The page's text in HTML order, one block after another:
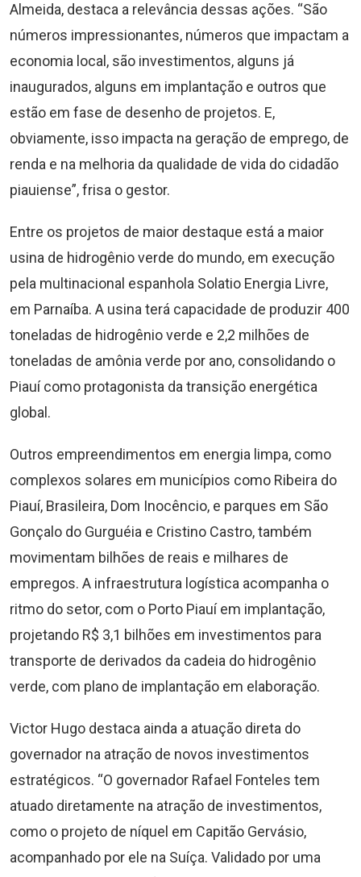
Almeida, destaca a relevância dessas ações. “São
números impressionantes, números que impactam a
economia local, são investimentos, alguns já
inaugurados, alguns em implantação e outros que
estão em fase de desenho de projetos. E,
obviamente, isso impacta na geração de emprego, de
renda e na melhoria da qualidade de vida do cidadão
piauiense”, frisa o gestor.
Entre os projetos de maior destaque está a maior
usina de hidrogênio verde do mundo, em execução
pela multinacional espanhola Solatio Energia Livre,
em Parnaíba. A usina terá capacidade de produzir 400
toneladas de hidrogênio verde e 2,2 milhões de
toneladas de amônia verde por ano, consolidando o
Piauí como protagonista da transição energética
global.
Outros empreendimentos em energia limpa, como
complexos solares em municípios como Ribeira do
Piauí, Brasileira, Dom Inocêncio, e parques em São
Gonçalo do Gurguéia e Cristino Castro, também
movimentam bilhões de reais e milhares de
empregos. A infraestrutura logística acompanha o
ritmo do setor, com o Porto Piauí em implantação,
projetando R$ 3,1 bilhões em investimentos para
transporte de derivados da cadeia do hidrogênio
verde, com plano de implantação em elaboração.
Victor Hugo destaca ainda a atuação direta do
governador na atração de novos investimentos
estratégicos. “O governador Rafael Fonteles tem
atuado diretamente na atração de investimentos,
como o projeto de níquel em Capitão Gervásio,
acompanhado por ele na Suíça. Validado por uma